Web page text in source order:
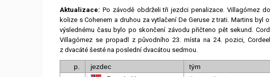
Aktualizace: Po závodě obdrželi tři jezdci penalizace. Villagómez
kolize s Cohenem a druhou za vytlačení De Geruse z trati. Martins byl
výslednému času bylo po skončení závodu přičteno pět sekund.
Villagómez se propadl z původního 23. místa na 24. pozici,
z dvacáté šesté na poslední dvacátou sedmou.
p. jezdec tým